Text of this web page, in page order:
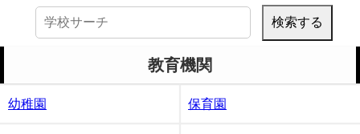
検
教育機関
幼稚園 保育園